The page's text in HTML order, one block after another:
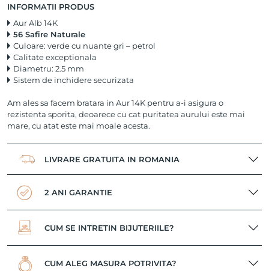
INFORMATII PRODUS
Aur Alb 14K
56 Safire Naturale
Culoare: verde cu nuante gri – petrol
Calitate exceptionala
Diametru: 2.5 mm
Sistem de inchidere securizata
Am ales sa facem bratara in Aur 14K pentru a-i asigura o
rezistenta sporita, deoarece cu cat puritatea aurului este mai
mare, cu atat este mai moale acesta.
LIVRARE GRATUITA IN ROMANIA
2 ANI GARANTIE
CUM SE INTRETIN BIJUTERIILE?
CUM ALEG MASURA POTRIVITA?